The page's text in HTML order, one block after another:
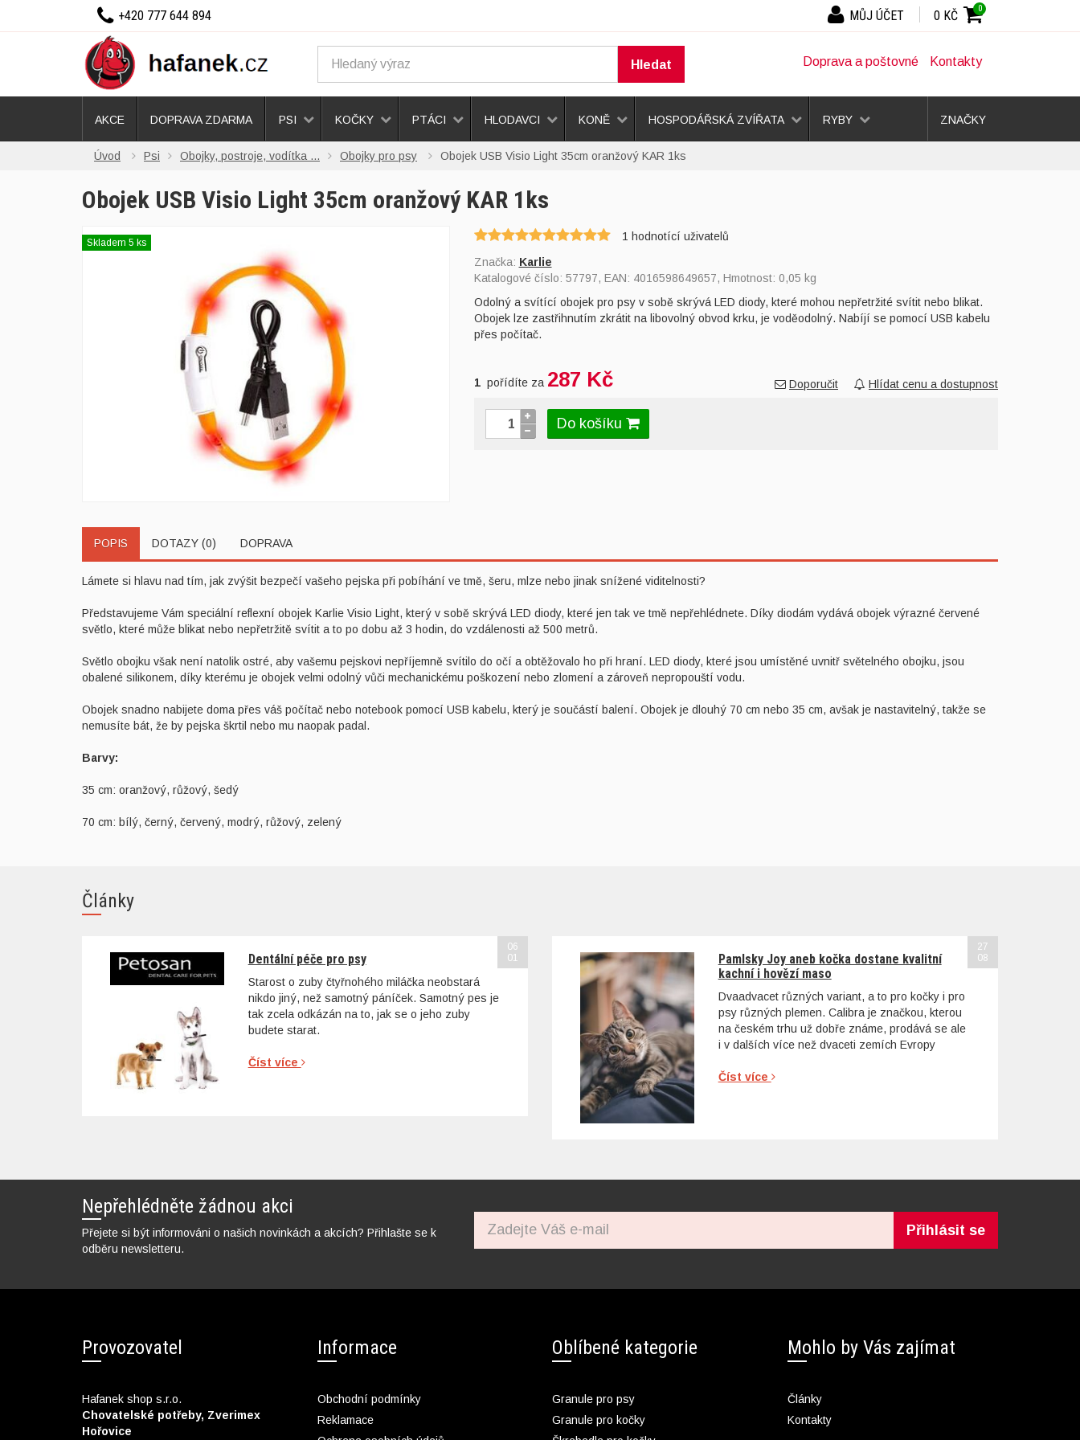
Hledat Doprava a poštovné Kontakty
Úvod Psi Obojky, postroje, vodítka ... Obojky pro psy Obojek USB Visio Light 35cm oranžový KAR 1ks
Obojek USB Visio Light 35cm oranžový KAR 1ks
Skladem 5 ks 1 hodnotící uživatelů
Značka: Karlie
Katalogové číslo: 57797, EAN: 4016598649657, Hmotnost: 0,05 kg
Odolný a svítící obojek pro psy v sobě skrývá LED diody, které mohou nepřetržité svítit nebo blikat.
Obojek lze zastřihnutím zkrátit na libovolný obvod krku, je voděodolný. Nabíjí se pomocí USB kabelu
přes počítač.
Doporučit Hlídat cenu a dostupnost
1 pořídíte za 287 Kč
Do košíku
POPIS DOTAZY (0) DOPRAVA
Lámete si hlavu nad tím, jak zvýšit bezpečí vašeho pejska při pobíhání ve tmě, šeru, mlze nebo jinak snížené viditelnosti?
Představujeme Vám speciální reflexní obojek Karlie Visio Light, který v sobě skrývá LED diody, které jen tak ve tmě nepřehlédnete. Díky diodám vydává obojek výrazné červené
světlo, které může blikat nebo nepřetržitě svítit a to po dobu až 3 hodin, do vzdálenosti až 500 metrů.
Světlo obojku však není natolik ostré, aby vašemu pejskovi nepříjemně svítilo do očí a obtěžovalo ho při hraní. LED diody, které jsou umístěné uvnitř světelného obojku, jsou
obalené silikonem, díky kterému je obojek velmi odolný vůči mechanickému poškození nebo zlomení a zároveň nepropouští vodu.
Obojek snadno nabijete doma přes váš počítač nebo notebook pomocí USB kabelu, který je součástí balení. Obojek je dlouhý 70 cm nebo 35 cm, avšak je nastavitelný, takže se
nemusíte bát, že by pejska škrtil nebo mu naopak padal.
Barvy:
35 cm: oranžový, růžový, šedý
70 cm: bílý, černý, červený, modrý, růžový, zelený
Články
Dentální péče pro psy
Starost o zuby čtyřnohého miláčka neobstará
nikdo jiný, než samotný páníček. Samotný pes je
tak zcela odkázán na to, jak se o jeho zuby
budete starat.
Číst více
06
01
Pamlsky Joy aneb kočka dostane kvalitní
kachní i hovězí maso
Dvaadvacet různých variant, a to pro kočky i pro
psy různých plemen. Calibra je značkou, kterou
na českém trhu už dobře známe, prodává se ale
i v dalších více než dvaceti zemích Evropy
Číst více
27
08
Nepřehlédněte žádnou akci
Přejete si být informováni o našich novinkách a akcích? Přihlašte se k
odběru newsletteru.
Přihlásit se
Provozovatel
Hafanek shop s.r.o.
Chovatelské potřeby, Zverimex
Hořovice
Informace
Obchodní podmínky
Reklamace
Oblíbené kategorie
Granule pro psy
Granule pro kočky
Mohlo by Vás zajímat
Články
Kontakty
AKCE DOPRAVA ZDARMA PSI KOČKY PTÁCI HLODAVCI KONĚ HOSPODÁŘSKÁ ZVÍŘATA RYBY ZNAČKY
0 KČ 0
MŮJ ÚČET
+420 777 644 894